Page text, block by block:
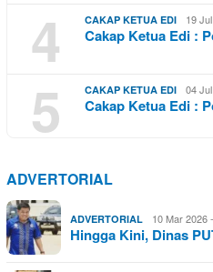
4 CAKAP KETUA EDI 19
Cakap Ketua Edi :
5 CAKAP KETUA EDI 04
Cakap Ketua Edi :
ADVERTORIAL
ADVERTORIAL 10 Mar 2026
Hingga Kini, Dinas